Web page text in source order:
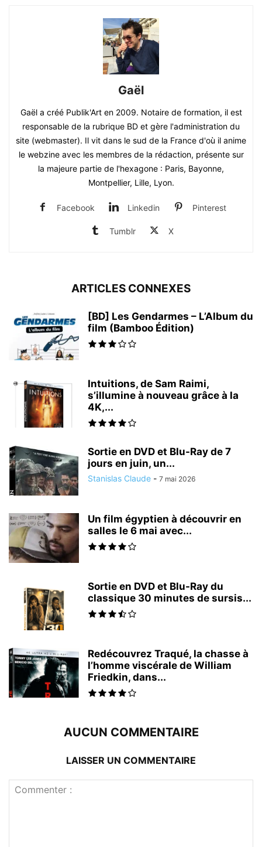
Gaël
Gaël a créé Publik'Art en 2009. Notaire de formation, il est
responsable de la rubrique BD et gère l'administration du
site (webmaster). Il vit dans le sud de la France d'où il anime
le webzine avec les membres de la rédaction, présente sur
la majeure partie de l'hexagone : Paris, Bayonne,
Montpellier, Lille, Lyon.
Facebook Linkedin Pinterest
Tumblr X
ARTICLES CONNEXES
[BD] Les Gendarmes – L’Album du
film (Bamboo Édition)
Intuitions, de Sam Raimi,
s’illumine à nouveau grâce à la
4K,...
Sortie en DVD et Blu-Ray de 7
jours en juin, un...
Stanislas Claude - 7 mai 2026
Un film égyptien à découvrir en
salles le 6 mai avec...
Sortie en DVD et Blu-Ray du
classique 30 minutes de sursis...
Redécouvrez Traqué, la chasse à
l’homme viscérale de William
Friedkin, dans...
AUCUN COMMENTAIRE
LAISSER UN COMMENTAIRE